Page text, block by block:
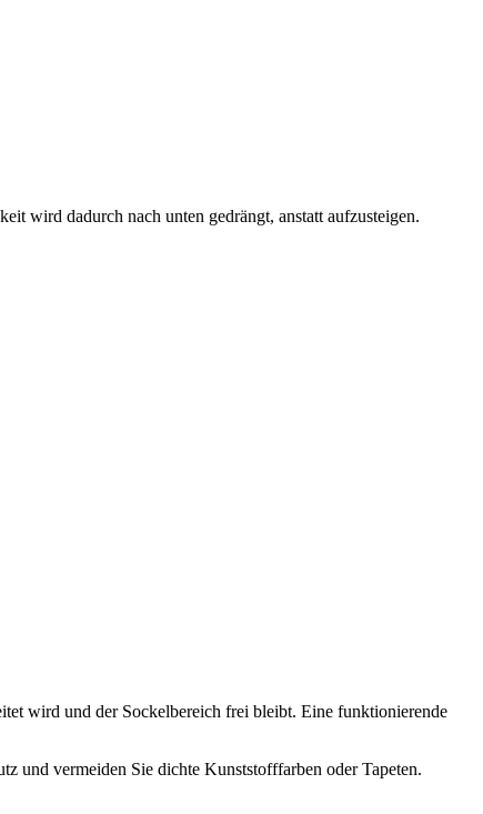
wird dadurch nach unten gedrängt, anstatt aufzusteigen.
wird und der Sockelbereich frei bleibt. Eine funktionierende
und vermeiden Sie dichte Kunststofffarben oder Tapeten.